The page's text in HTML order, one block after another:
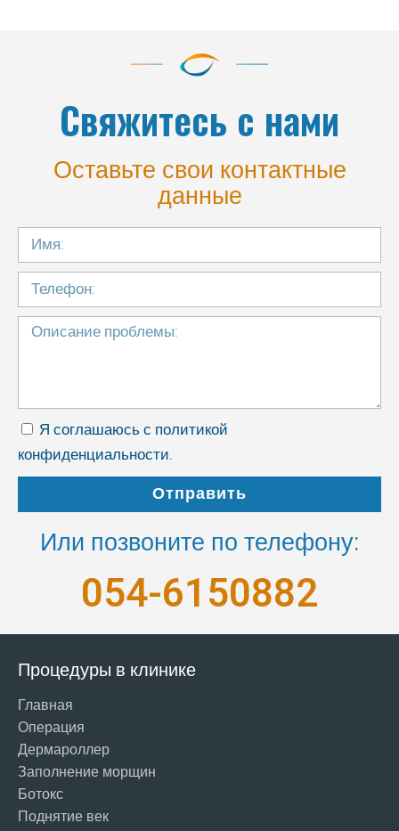
Свяжитесь с нами
Оставьте свои контактные
данные
Я соглашаюсь с политикой
конфиденциальности.
Отправить
Или позвоните по телефону:
054-6150882
Процедуры в клинике
Главная
Операция
Дермароллер
Заполнение морщин
Ботокс
Поднятие век